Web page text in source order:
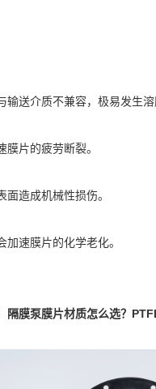
送介质不兼容，极易发生溶
片的疲劳断裂。
造成机械性损伤。
速膜片的化学老化。
隔膜泵膜片材质怎么选？